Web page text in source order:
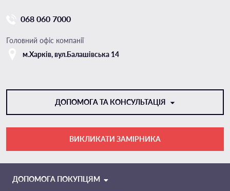
068 060 7000
Головний офіс компанії
м.Харкiв, вул.Балашівська 14
ДОПОМОГА ТА КОНСУЛЬТАЦІЯ
TELEGRAM
ВИКЛИКАТИ ЗАМІРНИКА
ДОПОМОГА ПОКУПЦЯМ